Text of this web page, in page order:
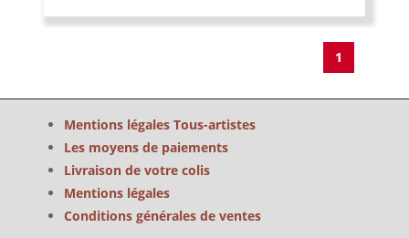
1
Mentions légales Tous-artistes
Les moyens de paiements
Livraison de votre colis
Mentions légales
Conditions générales de ventes